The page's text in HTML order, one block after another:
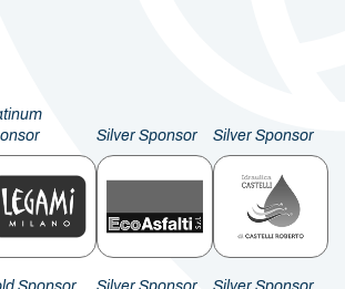
Silver Sponsor Silver Sponsor